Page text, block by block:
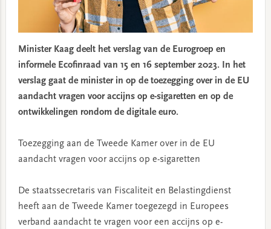
Minister Kaag deelt het verslag van de Eurogroep en
informele Ecofinraad van 15 en 16 september 2023. In het
verslag gaat de minister in op de toezegging over in de EU
aandacht vragen voor accijns op e-sigaretten en op de
ontwikkelingen rondom de digitale euro.
Toezegging aan de Tweede Kamer over in de EU
aandacht vragen voor accijns op e-sigaretten
De staatssecretaris van Fiscaliteit en Belastingdienst
heeft aan de Tweede Kamer toegezegd in Europees
verband aandacht te vragen voor een accijns op e-